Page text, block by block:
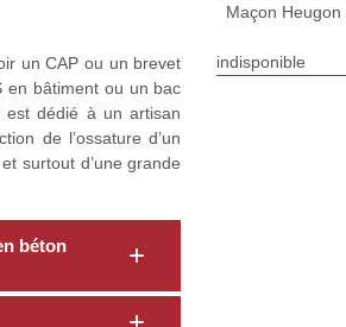
un CAP ou un brevet
en bâtiment ou un bac
est dédié à un artisan
de l’ossature d’un
surtout d’une grande
béton
Maçon Heugon
indisponible